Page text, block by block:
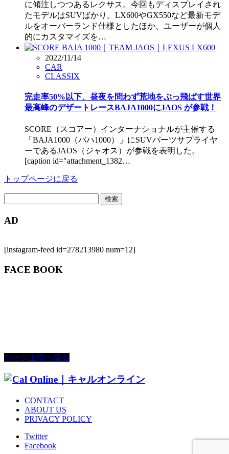
に傾注しつつあるレクサス。今回もディスプレイされ
たモデルはSUVばかり。LX600やGX550など最新モデ
ルをオーバーランド仕様としたほか、ユーザーが個人
的にカスタマイズを…
2022/11/14
CAR
CLASSIX
完走率50%以下、昼夜を問わず荒地をぶっ飛ばす世界
最高峰のデザートレースBAJA1000にJAOS が参戦！
SCORE（スコアー）インターナショナルが主催する
「BAJA1000（バハ1000）」にSUVパーツサプライヤ
ーであるJAOS（ジャオス）が参戦を表明した。
[caption id="attachment_1382…
トップページに戻る
AD
[instagram-feed id=278213980 num=12]
FACE BOOK
ページ上部へ戻る
CONTACT
ABOUT US
PRIVACY POLICY
Twitter
Facebook